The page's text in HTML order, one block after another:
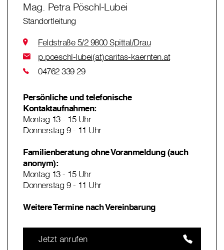
Mag. Petra Pöschl-Lubei
Standortleitung
Feldstraße 5/2 9800 Spittal/Drau
p.poeschl-lubei(at)caritas-kaernten.at
04762 339 29
Persönliche und telefonische
Kontaktaufnahmen:
Montag 13 - 15 Uhr
Donnerstag 9 - 11 Uhr
Familienberatung ohne Voranmeldung (auch
anonym):
Montag 13 - 15 Uhr
Donnerstag 9 - 11 Uhr
Weitere Termine nach Vereinbarung
Jetzt anrufen